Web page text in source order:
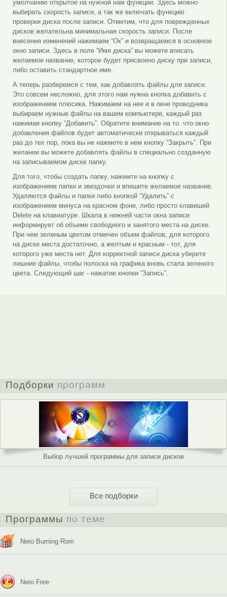
умолчанию открытое на нужной нам функции. Здесь можно
выбирать скорость записи, а так же включать функцию
проверки диска после записи. Отметим, что для поврежденных
дисков желательна минимальная скорость записи. После
внесения изменений нажимаем “Ок” и возвращаемся в основное
окно записи. Здесь в поле “Имя диска” вы можете вписать
желаемое название, которое будет присвоено диску при записи,
либо оставить стандартное имя.
А теперь разберемся с тем, как добавлять файлы для записи.
Это совсем несложно, для этого нам нужна кнопка добавить с
изображением плюсика. Нажимаем на нее и в окне проводника
выбираем нужные файлы на вашем компьютере, каждый раз
нажимая кнопку “Добавить”. Обратите внимание на то. что окно
добавления файлов будет автоматически открываться каждый
раз до тех пор, пока вы не нажмете в нем кнопку “Закрыть”. При
желании вы можете добавлять файлы в специально созданную
на записываемом диске папку.
Для того, чтобы создать папку, нажмите на кнопку с
изображением папки и звездочки и впишите желаемое название.
Удаляются файлы и папки либо кнопкой “Удалить” с
изображением минуса на красном фоне, либо просто клавишей
Delete на клавиатуре. Шкала в нижней части окна записи
информирует об объеме свободного и занятого места на диске.
При чем зеленым цветом отмечен объем файлов, для которого
на диске места достаточно, а желтым и красным - тот, для
которого уже места нет. Для корректной записи диска уберите
лишние файлы, чтобы полоска на графика вновь стала зеленого
цвета. Следующий шаг - нажатие кнопки “Запись”.
Подборки программ
Выбор лучшей программы для записи дисков
Все подборки
Программы по теме
Nero Burning Rom
Nero Free